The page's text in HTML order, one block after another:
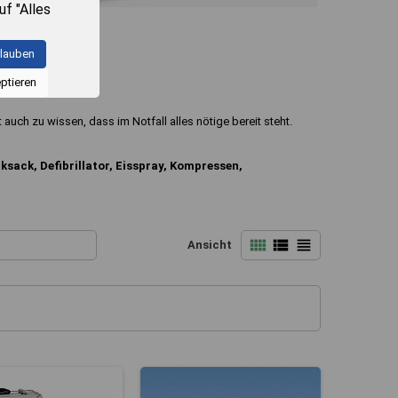
"Alles
zu den
die
alle
zu wissen, dass im Notfall alles nötige bereit steht.
Defibrillator, Eisspray, Kompressen,
Ansicht view_comfy view_list view_headline